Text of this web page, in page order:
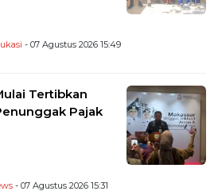
- 07 Agustus 2026 15:49
Tertibkan
Pajak
- 07 Agustus 2026 15:31